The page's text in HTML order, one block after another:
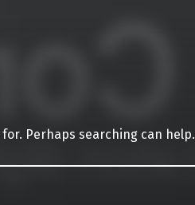
Perhaps searching can help.